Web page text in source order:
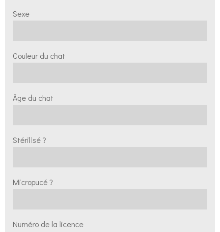
Sexe
Couleur du chat
Âge du chat
Stérilisé ?
Micropucé ?
Numéro de la licence